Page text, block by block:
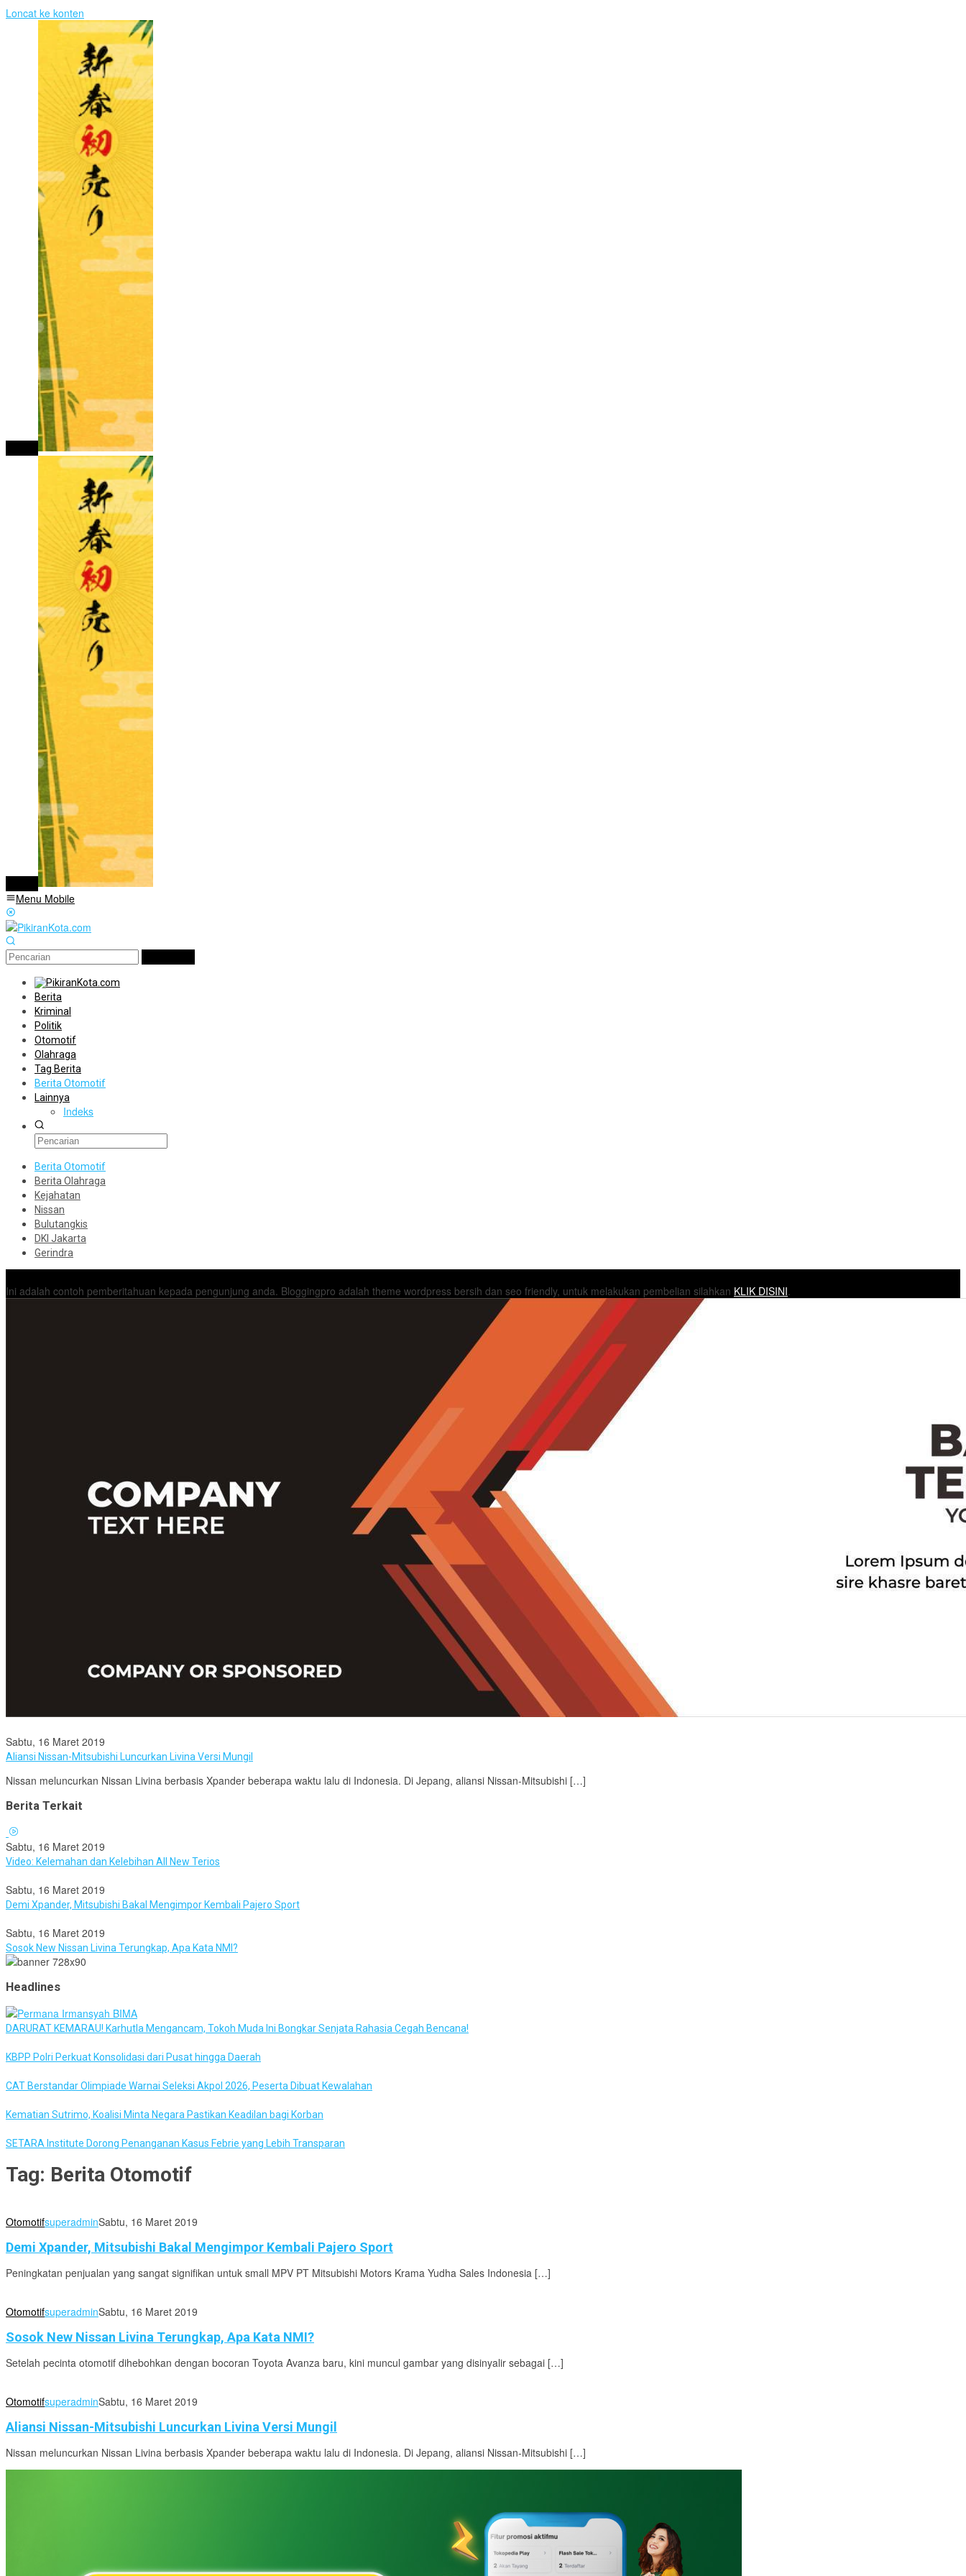
Loncat ke konten
Menu Mobile
Berita
Kriminal
Politik
Otomotif
Olahraga
Tag Berita
Berita Otomotif
Lainnya
Indeks
Berita Otomotif
Berita Olahraga
Kejahatan
Nissan
Bulutangkis
DKI Jakarta
Gerindra
Ini adalah contoh pemberitahuan kepada pengunjung anda. Bloggingpro adalah theme wordpress bersih dan seo friendly, untuk melakukan pembelian silahkan KLIK DISINI.
Sabtu, 16 Maret 2019
Aliansi Nissan-Mitsubishi Luncurkan Livina Versi Mungil
Nissan meluncurkan Nissan Livina berbasis Xpander beberapa waktu lalu di Indonesia. Di Jepang, aliansi Nissan-Mitsubishi […]
Berita Terkait
Sabtu, 16 Maret 2019
Video: Kelemahan dan Kelebihan All New Terios
Sabtu, 16 Maret 2019
Demi Xpander, Mitsubishi Bakal Mengimpor Kembali Pajero Sport
Sabtu, 16 Maret 2019
Sosok New Nissan Livina Terungkap, Apa Kata NMI?
Headlines
DARURAT KEMARAU! Karhutla Mengancam, Tokoh Muda Ini Bongkar Senjata Rahasia Cegah Bencana!
KBPP Polri Perkuat Konsolidasi dari Pusat hingga Daerah
CAT Berstandar Olimpiade Warnai Seleksi Akpol 2026, Peserta Dibuat Kewalahan
Kematian Sutrimo, Koalisi Minta Negara Pastikan Keadilan bagi Korban
SETARA Institute Dorong Penanganan Kasus Febrie yang Lebih Transparan
Tag: Berita Otomotif
OtomotifsuperadminSabtu, 16 Maret 2019
Demi Xpander, Mitsubishi Bakal Mengimpor Kembali Pajero Sport
Peningkatan penjualan yang sangat signifikan untuk small MPV PT Mitsubishi Motors Krama Yudha Sales Indonesia […]
OtomotifsuperadminSabtu, 16 Maret 2019
Sosok New Nissan Livina Terungkap, Apa Kata NMI?
Setelah pecinta otomotif dihebohkan dengan bocoran Toyota Avanza baru, kini muncul gambar yang disinyalir sebagai […]
OtomotifsuperadminSabtu, 16 Maret 2019
Aliansi Nissan-Mitsubishi Luncurkan Livina Versi Mungil
Nissan meluncurkan Nissan Livina berbasis Xpander beberapa waktu lalu di Indonesia. Di Jepang, aliansi Nissan-Mitsubishi […]